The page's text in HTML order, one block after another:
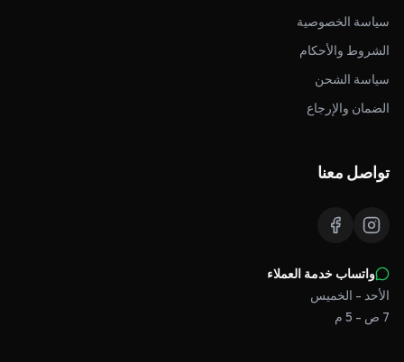
سياسة الخصوصية
الشروط والأحكام
سياسة الشحن
الضمان والإرجاع
تواصل معنا
واتساب خدمة العملاء
الأحد - الخميس
7 ص - 5 م